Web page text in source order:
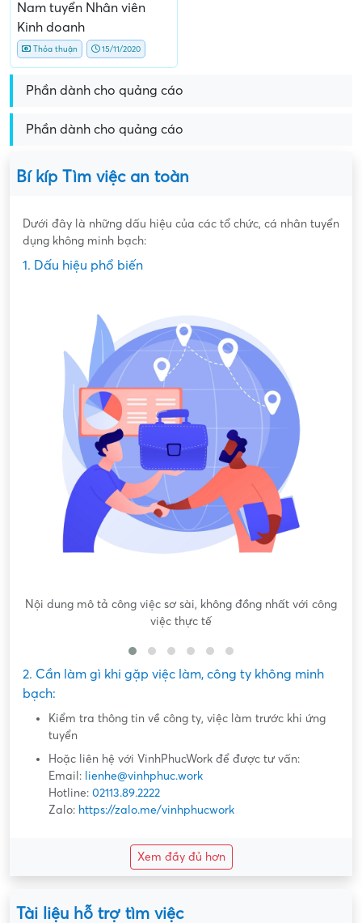
Nam tuyển Nhân viên
Kinh doanh
Thỏa thuận 15/11/2020
Phần dành cho quảng cáo
Phần dành cho quảng cáo
Bí kíp Tìm việc an toàn
Dưới đây là những dấu hiệu của các tổ chức, cá nhân tuyển
dụng không minh bạch:
1. Dấu hiệu phổ biến
Hứa hẹn "việc nhẹ lương cao" dễ dàng lấy tiền "khủng"
2. Cần làm gì khi gặp việc làm, công ty không minh
bạch:
Kiểm tra thông tin về công ty, việc làm trước khi ứng
tuyển
Hoặc liên hệ với VinhPhucWork để được tư vấn:
Email: lienhe@vinhphuc.work
Hotline: 02113.89.2222
Zalo: https://zalo.me/vinhphucwork
Xem đầy đủ hơn
Tài liệu hỗ trợ tìm việc